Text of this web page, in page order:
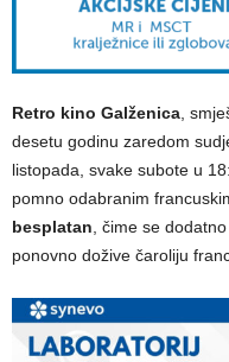
Retro kino Galženica,
desetu godinu zaredom
listopada, svake subote u
pomno odabranim
besplatan, čime se
ponovno dožive čaroliju